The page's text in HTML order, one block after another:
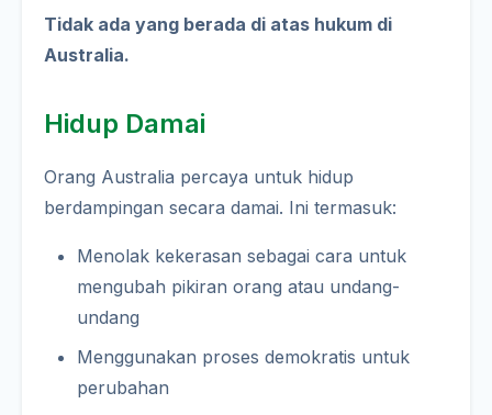
Tidak ada yang berada di atas hukum di
Australia.
Hidup Damai
Orang Australia percaya untuk hidup
berdampingan secara damai. Ini termasuk:
Menolak kekerasan sebagai cara untuk
mengubah pikiran orang atau undang-
undang
Menggunakan proses demokratis untuk
perubahan